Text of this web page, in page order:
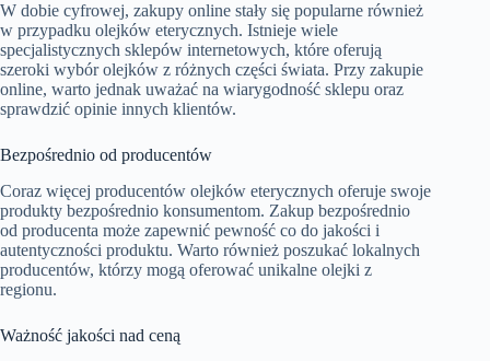
W dobie cyfrowej, zakupy online stały się popularne również
w przypadku olejków eterycznych. Istnieje wiele
specjalistycznych sklepów internetowych, które oferują
szeroki wybór olejków z różnych części świata. Przy zakupie
online, warto jednak uważać na wiarygodność sklepu oraz
sprawdzić opinie innych klientów.
Bezpośrednio od producentów
Coraz więcej producentów olejków eterycznych oferuje swoje
produkty bezpośrednio konsumentom. Zakup bezpośrednio
od producenta może zapewnić pewność co do jakości i
autentyczności produktu. Warto również poszukać lokalnych
producentów, którzy mogą oferować unikalne olejki z
regionu.
Ważność jakości nad ceną